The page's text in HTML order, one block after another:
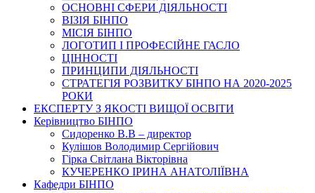
ОСНОВНІ СФЕРИ ДІЯЛЬНОСТІ
ВІЗІЯ БІНПО
МІСІЯ БІНПО
ЛОГОТИП І ПРОФЕСІЙНЕ ГАСЛО
ЦІННОСТІ
ПРИНЦИПИ ДІЯЛЬНОСТІ
СТРАТЕГІЯ РОЗВИТКУ БІНПО НА 2020-2025
РОКИ
ЕКСПЕРТУ З ЯКОСТІ ВИЩОЇ ОСВІТИ
Керівництво БІНПО
Сидоренко В.В – директор
Кулішов Володимир Сергійович
Гірка Світлана Вікторівна
КУЧЕРЕНКО ІРИНА АНАТОЛІЇВНА
Кафедри БІНПО